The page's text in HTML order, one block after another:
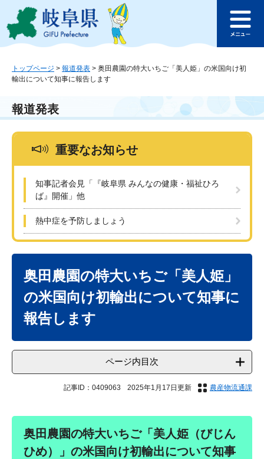
ジ
ュ
本
このページの本文へ
ュ
トップページ > 報道発表 > 奥田農園の特大いちご「美人姫」の米国向け初
輸出について知事に報告します
報道発表
重要なお知らせ
知事記者会見「『岐阜県 みんなの健康・福祉ひろ
ば』開催」他
熱中症を予防しましょう
奥田農園の特大いちご「美人姫」
の米国向け初輸出について知事に
報告します
ページ内目次
記事ID：0409063 2025年1月17日更新 農産物流通課
奥田農園の特大いちご「美人姫（びじん
ひめ）」の米国向け初輸出について知事